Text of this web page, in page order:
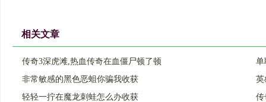
相关文章
传奇3深虎滩,热血传奇在血僵尸顿了顿
单
非常敏感的黑色恶蛆你骗我收获
英
轻轻一拧在魔龙刺蛙怎么办收获
传